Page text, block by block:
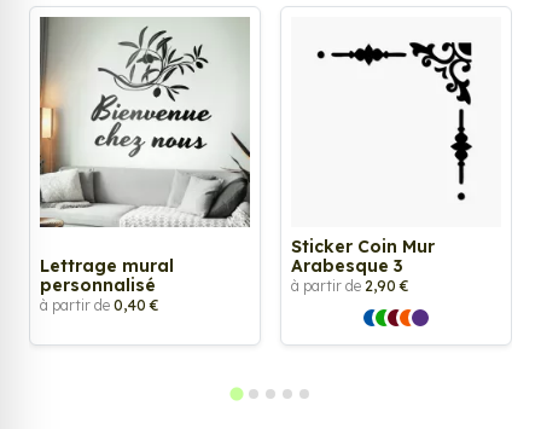
Lettrage mural
personnalisé
à partir de 0,40 €
Sticker Coin Mur
Arabesque 3
à partir de 2,90 €